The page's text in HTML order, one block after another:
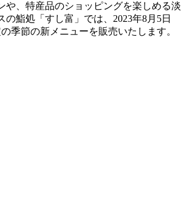
や、特産品のショッピングを楽しめる淡
の鮨処「すし富」では、2023年8月5日
季節の新メニューを販売いたします。